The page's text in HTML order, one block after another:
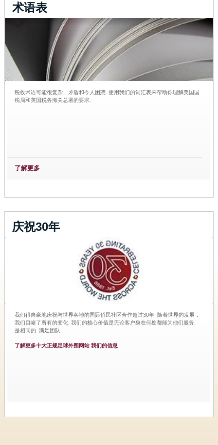
术语表
税收术语可能很复杂、矛盾和令人困惑. 使用我们的词汇表来帮助你理解美国国
税局和英国税务海关总署的要求.
了解更多
庆祝30年
我们很自豪地庆祝与世界各地的国际侨民社区合作超过30年. 随着世界的发展，
我们目睹了所有的变化, 我们的核心价值是无论客户身在何处都能为他们服务,
是相同的. 满足团队.
了解更多十大正规足球外围网站 我们的信息